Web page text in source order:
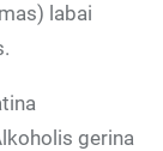
labai
gerina